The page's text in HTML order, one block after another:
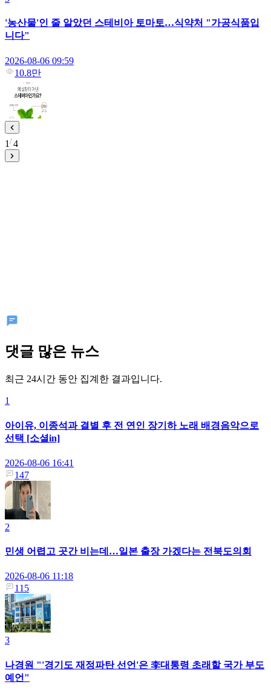
'농산물'인 줄 알았던 스테비아 토마토…식약처 "가공식품입
니다"
2026-08-06 09:59
10.8만
1 4
댓글 많은 뉴스
최근 24시간 동안 집계한 결과입니다.
1
아이유, 이종석과 결별 후 전 연인 장기하 노래 배경음악으로
선택 [소셜in]
2026-08-06 16:41
147
2
민생 어렵고 곳간 비는데…일본 출장 가겠다는 전북도의회
2026-08-06 11:18
115
3
나경원 "'경기도 재정파탄 선언'은 李대통령 초래할 국가 부도
예언"